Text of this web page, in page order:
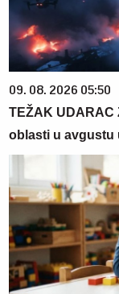
09. 08. 2026 05:50
TEŽAK UDARAC
oblasti u avgustu